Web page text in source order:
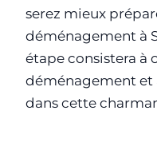
serez mieux
déménagement à
étape consistera à
déménagement et
dans cette